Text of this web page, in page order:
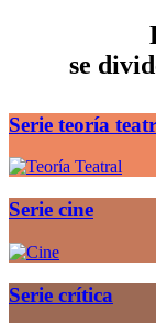
se
Serie teoría
Serie cine
Serie crítica